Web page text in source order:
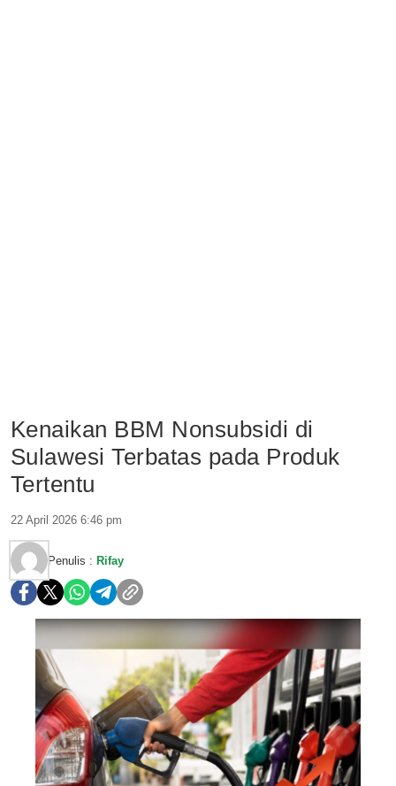
Kenaikan BBM Nonsubsidi di
Sulawesi Terbatas pada Produk
Tertentu
22 April 2026 6:46 pm
Penulis : Rifay